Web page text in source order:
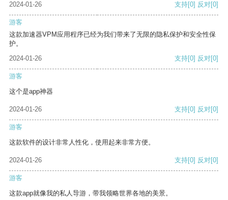
2024-01-26
支持[0] 反对[0]
游客
这款加速器VPM应用程序已经为我们带来了无限的隐私保护和安全性保
护。
2024-01-26
支持[0] 反对[0]
游客
这个是app神器
2024-01-26 支持[0] 反对[0]
游客
这款软件的设计非常人性化，使用起来非常方便。
2024-01-26 支持[0] 反对[0]
游客
这款app就像我的私人导游，带我领略世界各地的美景。